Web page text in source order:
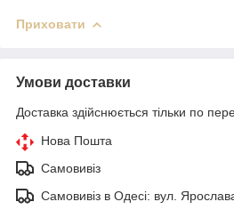
Приховати
Умови доставки
Доставка здійснюється тільки по
Нова Пошта
Самовивіз
Самовивіз в Одесі: вул.